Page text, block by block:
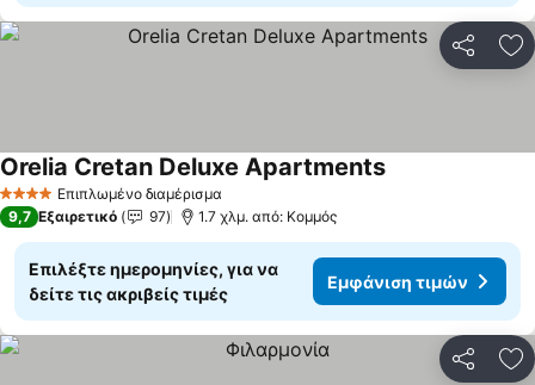
4 ΑστέριαΕπιπλωμένο διαμέρισμα
Orelia Cretan Deluxe Apartments
9,7 Εξαιρετικό 97 1.7 χλμ. από: Κομμός
Επιλέξτε ημερομηνίες, για να
δείτε τις ακριβείς τιμές
Εμφάνιση τιμών